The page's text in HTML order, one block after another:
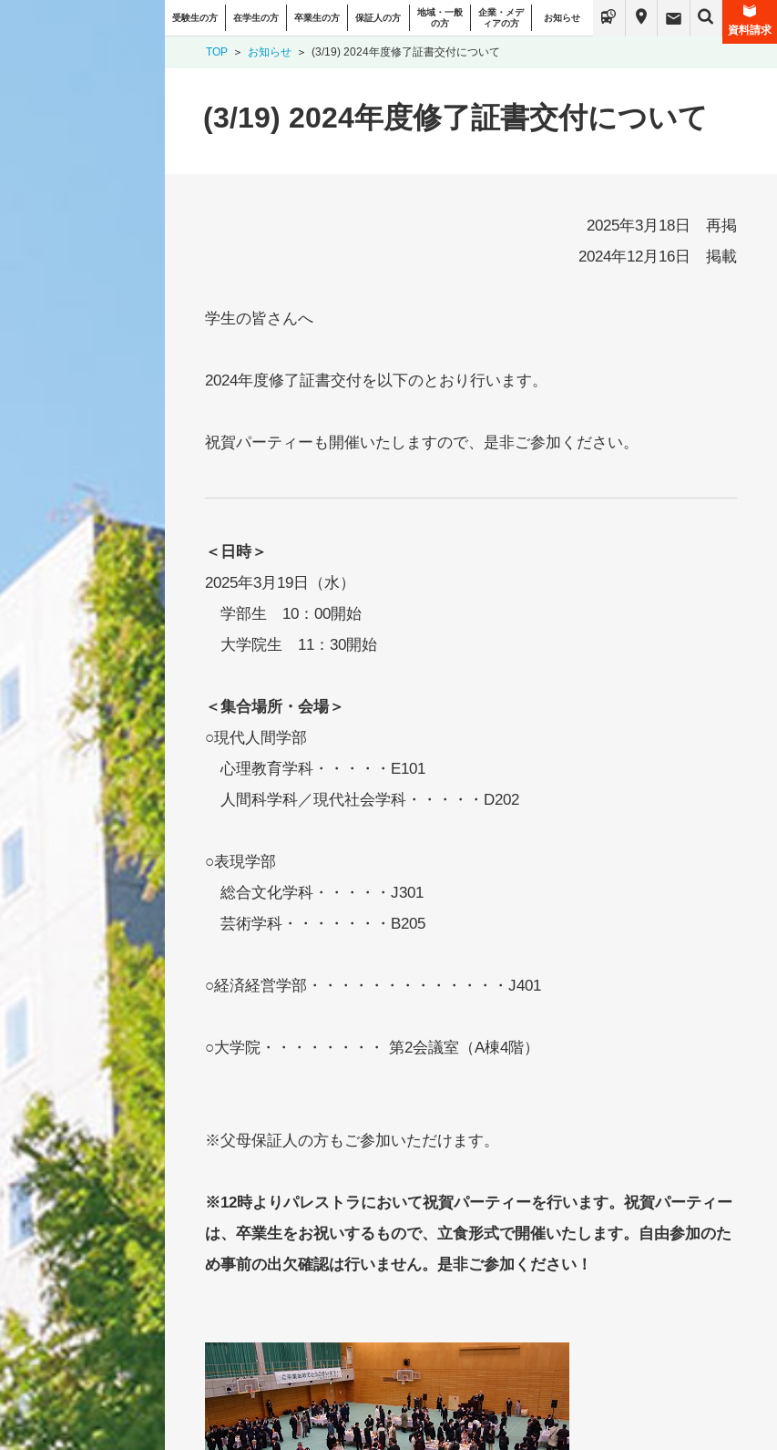
受験生の方 在学生の方 卒業生の方 保証人の方
地域・一般
の方
企業・メデ
ィアの方
お知らせ
資料請求
TOP
お知らせ (3/19) 2024年度修了証書交付について
(3/19) 2024年度修了証書交付について
2025年3月18日 再掲
2024年12月16日 掲載
学生の皆さんへ
2024年度修了証書交付を以下のとおり行います。
祝賀パーティーも開催いたしますので、是非ご参加ください。
＜日時＞
2025年3月19日（水）
学部生 10：00開始
大学院生 11：30開始
＜集合場所・会場＞
○現代人間学部
心理教育学科・・・・・E101
人間科学科／現代社会学科・・・・・D202
○表現学部
総合文化学科・・・・・J301
芸術学科・・・・・・・B205
○経済経営学部・・・・・・・・・・・・・J401
○大学院・・・・・・・・ 第2会議室（A棟4階）
※父母保証人の方もご参加いただけます。
※12時よりパレストラにおいて祝賀パーティーを行います。祝賀パーティー
は、卒業生をお祝いするもので、立食形式で開催いたします。自由参加のた
め事前の出欠確認は行いません。是非ご参加ください！